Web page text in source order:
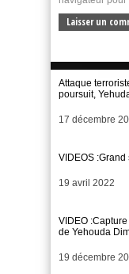
Attaque
poursuit,
Date
17 décembre
VIDEOS
Date
19 avril 2022
VIDEO
de Yehouda
Date
19 décembre